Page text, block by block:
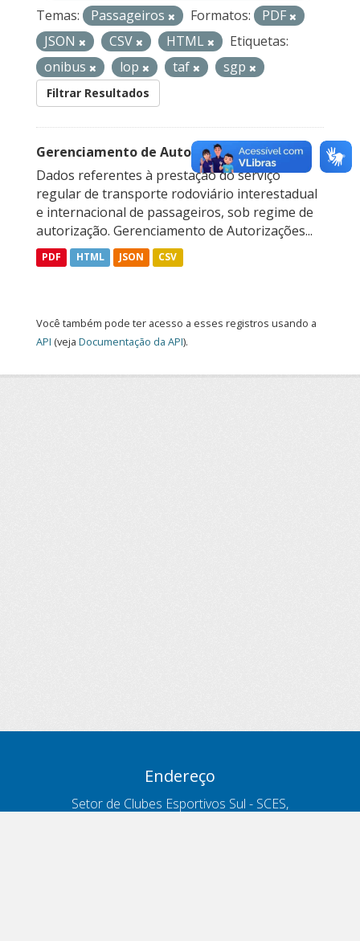
Temas:
Passageiros Formatos:
PDF
JSON
CSV HTML
Etiquetas:
onibus
lop taf sgp
Filtrar Resultados
Gerenciamento de Autorizações
Dados referentes à prestação do serviço
regular de transporte rodoviário interestadual
e internacional de passageiros, sob regime de
autorização. Gerenciamento de Autorizações...
PDF HTML JSON CSV
Você também pode ter acesso a esses registros usando a
API (veja Documentação da API).
Endereço
Setor de Clubes Esportivos Sul - SCES,